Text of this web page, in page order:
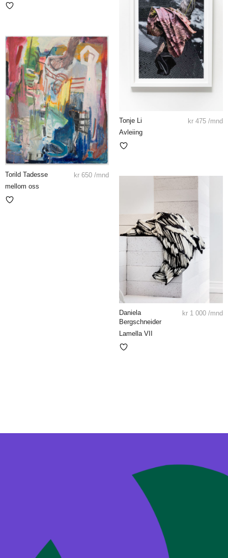
Tonje Li
Avleiing
kr 475 /mnd
Torild Tadesse
mellom oss
kr 650 /mnd
Daniela
Bergschneider
Lamella VII
kr 1 000 /mnd